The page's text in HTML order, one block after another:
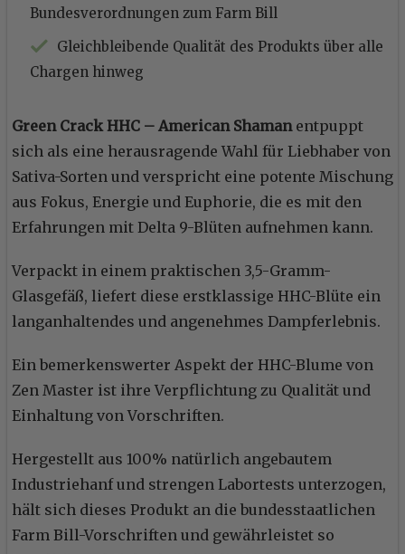
Bundesverordnungen zum Farm Bill
Gleichbleibende Qualität des Produkts über alle
Chargen hinweg
Green Crack HHC – American Shamanentpuppt
sich als eine herausragende Wahl für Liebhaber von
Sativa-Sorten und verspricht eine potente Mischung
aus Fokus, Energie und Euphorie, die es mit den
Erfahrungen mit Delta 9-Blüten aufnehmen kann.
Verpackt in einem praktischen 3,5-Gramm-
Glasgefäß, liefert diese erstklassige HHC-Blüte ein
langanhaltendes und angenehmes Dampferlebnis.
Ein bemerkenswerter Aspekt der HHC-Blume von
Zen Master ist ihre Verpflichtung zu Qualität und
Einhaltung von Vorschriften.
Hergestellt aus 100% natürlich angebautem
Industriehanf und strengen Labortests unterzogen,
hält sich dieses Produkt an die bundesstaatlichen
Farm Bill-Vorschriften und gewährleistet so